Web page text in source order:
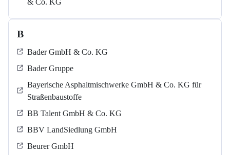
& Co. KG
B
Bader GmbH & Co. KG
Bader Gruppe
Bayerische Asphaltmischwerke GmbH & Co. KG für
Straßenbaustoffe
BB Talent GmbH & Co. KG
BBV LandSiedlung GmbH
Beurer GmbH